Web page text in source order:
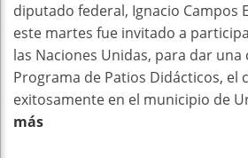
diputado federal, Ignacio Campos
este martes fue invitado a
las Naciones Unidas, para dar una
Programa de Patios Didácticos, el
exitosamente en el municipio de
más